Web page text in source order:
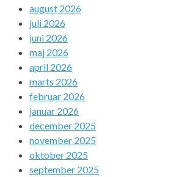
august 2026
juli 2026
juni 2026
maj 2026
april 2026
marts 2026
februar 2026
januar 2026
december 2025
november 2025
oktober 2025
september 2025